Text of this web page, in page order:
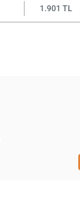
1.901 TL